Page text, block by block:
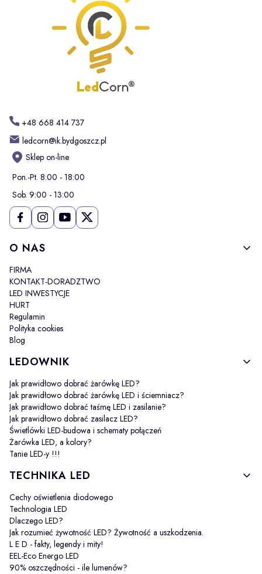
+48 668 414 737
ledcorn@ik.bydgoszcz.pl
Sklep on-line
Pon.-Pt. 8:00 - 18:00
Sob. 9:00 - 13:00
Linki w stopce
O NAS
FIRMA
KONTAKT-DORADZTWO
LED INWESTYCJE
HURT
Regulamin
Polityka cookies
Blog
LEDOWNIK
Jak prawidłowo dobrać żarówkę LED?
Jak prawidłowo dobrać żarówkę LED i ściemniacz?
Jak prawidłowo dobrać taśmę LED i zasilanie?
Jak prawidłowo dobrać zasilacz LED?
Świetlówki LED-budowa i schematy połączeń
Żarówka LED, a kolory?
Tanie LED-y !!!
TECHNIKA LED
Cechy oświetlenia diodowego
Technologia LED
Dlaczego LED?
Jak rozumieć żywotność LED? Żywotność a uszkodzenia.
L E D - fakty, legendy i mity!
EEL-Eco Energo LED
90% oszczędności - ile lumenów?